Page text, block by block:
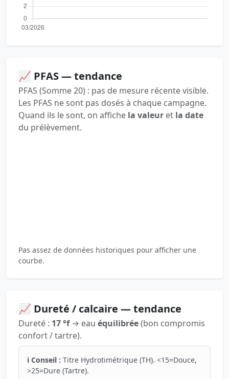
📈 PFAS — tendance
PFAS (Somme 20) : pas de mesure récente visible.
Les PFAS ne sont pas dosés à chaque campagne.
Quand ils le sont, on affiche la valeur et la date
du prélèvement.
Pas assez de données historiques pour afficher une
courbe.
📈 Dureté / calcaire — tendance
Dureté : 17 °f→ eau équilibrée(bon compromis
confort / tartre).
ℹ️ Conseil : Titre Hydrotimétrique (TH). <15=Douce,
>25=Dure (Tartre).